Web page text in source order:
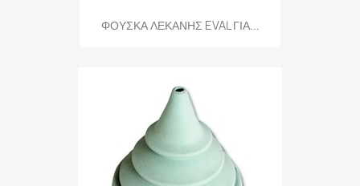
ΦΟΥΣΚΑ ΛΕΚΑΝΗΣ EVAL ΓΙΑ...